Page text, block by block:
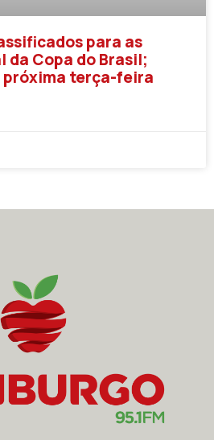
para as
da Copa do Brasil;
próxima terça-feira